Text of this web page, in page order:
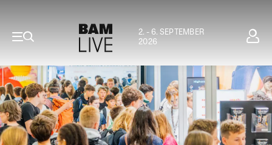
2. - 6. SEPTEMBER
2026